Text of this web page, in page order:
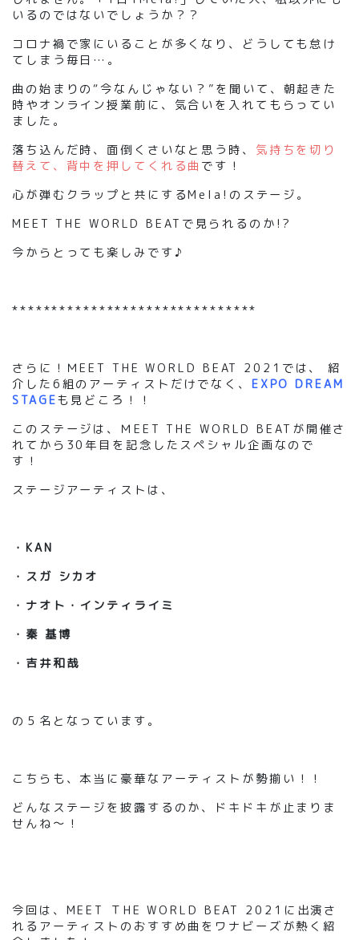
いるのではないでしょうか？？
コロナ禍で家にいることが多くなり、どうしても怠け
てしまう毎日 …。
曲の始まりの“今なんじゃない？ ” を聞いて、朝起きた
時やオンライン授業前に、気合いを入れてもらってい
ました。
落ち込んだ時、面倒くさいなと思う時、 気持ちを切り
替えて、背中を押してくれる曲 です！
心が弾むクラップと共にするMela!のステージ。
MEET THE WORLD BEAT で見られるのか!?
今からとっても楽しみです ♪
*******************************
さらに ！ ＭEET THE WORLD BEAT 2021 では 、
紹
介した6組のアーティストだけでなく、 EXPO DREAM
STAGEも見どころ！！
このステージは、Ｍ EET THE WORLD BEAT が開催さ
れてから 30年目を記念したスペシャル企画なので
す！
ステージアーティストは、
・ KAN
・ スガ シカオ
・ ナオト・インティライミ
・ 秦 基博
・ 吉井和哉
の５名となっています。
こちらも 、本当に豪華なアーティストが勢揃い ！！
どんなステージを披露するのか、ドキドキが止まりま
せんね～！
今回は、MEET Ｔ HE WORLD BEAT 2021 に出演さ
れるアーティストのおすすめ曲をワナビーズが熱く紹